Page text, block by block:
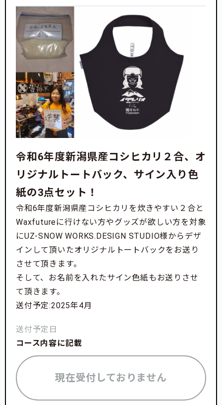
令和6年度新潟県産コシヒカリ２合、オ
リジナルトートバック、サイン入り色
紙の3点セット！
令和6年度新潟県産コシヒカリを炊きやすい２合と
Waxfutureに行けない方やグッズが欲しい方を対象
にUZ-SNOW WORKS.DESIGN STUDIO様からデザ
インして頂いたオリジナルトートバックをお送り
させて頂きます。
そして、お名前を入れたサイン色紙もお送りさせ
て頂きます。
送付予定:2025年4月
送付予定日
コース内容に記載
現在受付しておりません